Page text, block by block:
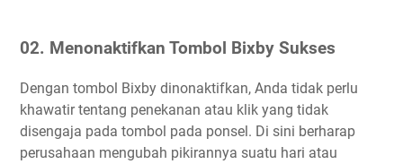
02. Menonaktifkan Tombol Bixby Sukses
Dengan tombol Bixby dinonaktifkan, Anda tidak perlu
khawatir tentang penekanan atau klik yang tidak
disengaja pada tombol pada ponsel. Di sini berharap
perusahaan mengubah pikirannya suatu hari atau